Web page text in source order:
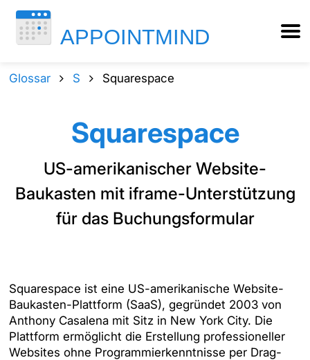
Glossar S Squarespace
Squarespace
US-amerikanischer Website-
Baukasten mit iframe-Unterstützung
für das Buchungsformular
Squarespace ist eine US-amerikanische Website-
Baukasten-Plattform (SaaS), gegründet 2003 von
Anthony Casalena mit Sitz in New York City. Die
Plattform ermöglicht die Erstellung professioneller
Websites ohne Programmierkenntnisse per Drag-